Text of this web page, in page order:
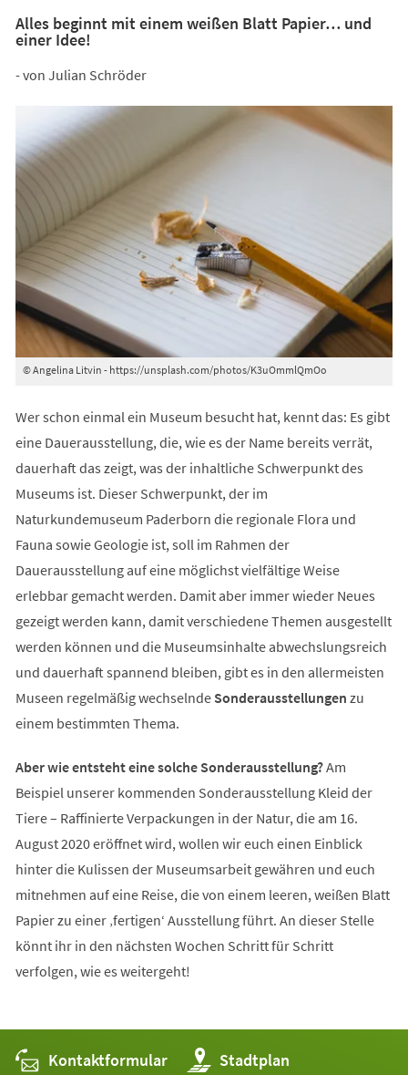
Alles beginnt mit einem weißen Blatt Papier… und
einer Idee!
- von Julian Schröder
© Angelina Litvin - https://unsplash.com/photos/K3uOmmlQmOo
Wer schon einmal ein Museum besucht hat, kennt das: Es gibt
eine Dauerausstellung, die, wie es der Name bereits verrät,
dauerhaft das zeigt, was der inhaltliche Schwerpunkt des
Museums ist. Dieser Schwerpunkt, der im
Naturkundemuseum Paderborn die regionale Flora und
Fauna sowie Geologie ist, soll im Rahmen der
Dauerausstellung auf eine möglichst vielfältige Weise
erlebbar gemacht werden. Damit aber immer wieder Neues
gezeigt werden kann, damit verschiedene Themen ausgestellt
werden können und die Museumsinhalte abwechslungsreich
und dauerhaft spannend bleiben, gibt es in den allermeisten
Museen regelmäßig wechselnde Sonderausstellungen zu
einem bestimmten Thema.
Aber wie entsteht eine solche Sonderausstellung?Am
Beispiel unserer kommenden Sonderausstellung Kleid der
Tiere – Raffinierte Verpackungen in der Natur, die am 16.
August 2020 eröffnet wird, wollen wir euch einen Einblick
hinter die Kulissen der Museumsarbeit gewähren und euch
mitnehmen auf eine Reise, die von einem leeren, weißen Blatt
Papier zu einer ‚fertigen‘ Ausstellung führt. An dieser Stelle
könnt ihr in den nächsten Wochen Schritt für Schritt
verfolgen, wie es weitergeht!
Kontaktformular Stadtplan
(Öffnet